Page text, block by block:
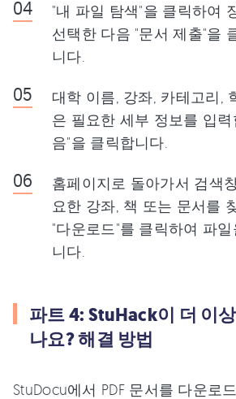
"내 파일 탐색"을 클릭하여
선택한 다음 "문서 제출"을
니다.
대학 이름, 강좌, 카테고리,
은 필요한 세부 정보를 입
음"을 클릭합니다.
홈페이지로 돌아가서 검색
요한 강좌, 책 또는 문서를
"다운로드"를 클릭하여 파
니다.
파트 4: StuHack이 더 이
나요? 해결 방법
StuDocu에서 PDF 문서를 다운로